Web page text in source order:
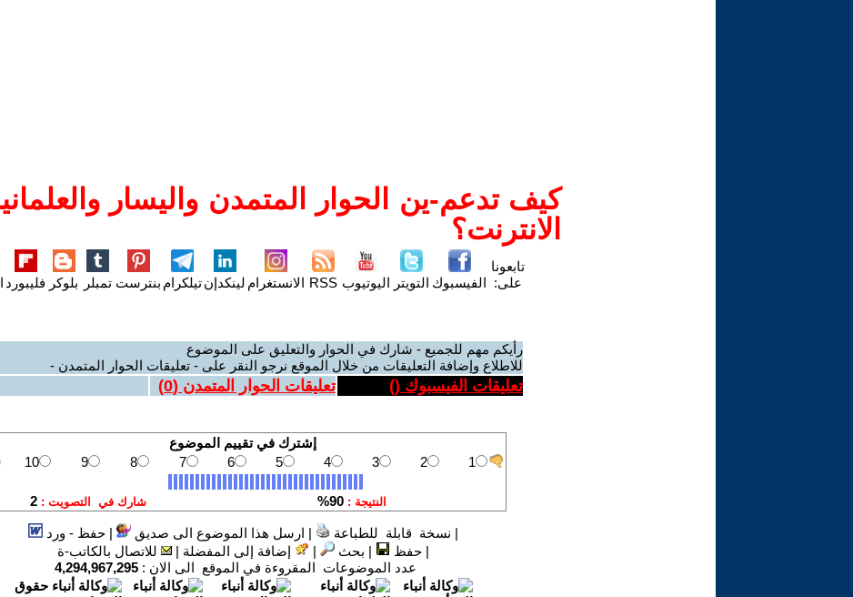
كيف تدعم-ين الحوار المتمدن واليسار
الانترنت؟
تابعونا
على: الفيسبوك التويتر اليوتيوب RSS الانستغرام لينكدإنتيلكرام بنترست تمبلر بلوكر فليبورد
رأيكم مهم للجميع - شارك في الحوار والتعليق على الموضوع
للاطلاع وإضافة التعليقات من خلال الموقع نرجو النقر على - تعليقات الحوار المتمدن -
تعليقات الفيسبوك () تعليقات الحوار المتمدن (0
)
| نسخة قابلة للطباعة | ارسل هذا الموضوع الى صديق |حفظ - ورد
|حفظ | بحث | إضافة إلى المفضلة |
للاتصال بالكاتب-ة
عدد الموضوعات المقروءة في الموقع الى الان : 4,294,967,295